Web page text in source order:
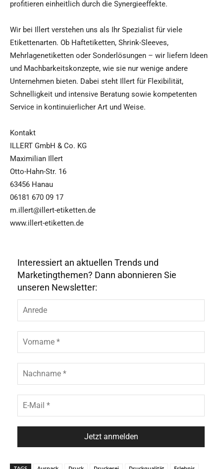
profitieren einheitlich durch die Synergieeffekte.
Wir bei Illert verstehen uns als Ihr Spezialist für viele
Etikettenarten. Ob Haftetiketten, Shrink-Sleeves,
Mehrlagenetiketten oder Sonderlösungen – wir liefern Ideen
und Machbarkeitskonzepte, wie sie nur wenige andere
Unternehmen bieten. Dabei steht Illert für Flexibilität,
Schnelligkeit und intensive Beratung sowie kompetenten
Service in kontinuierlicher Art und Weise.
Kontakt
ILLERT GmbH & Co. KG
Maximilian Illert
Otto-Hahn-Str. 16
63456 Hanau
06181 670 09 17
m.illert@illert-etiketten.de
www.illert-etiketten.de
Interessiert an aktuellen Trends und
Marketingthemen? Dann abonnieren Sie
unseren Newsletter: